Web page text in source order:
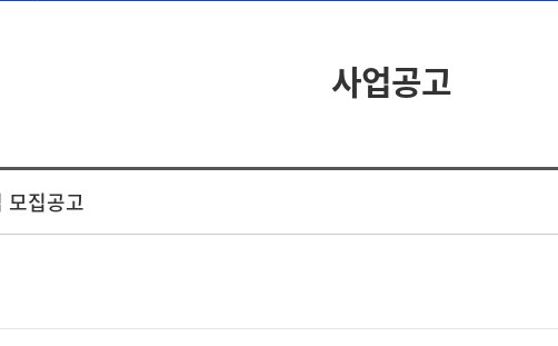
사업공고
모집공고